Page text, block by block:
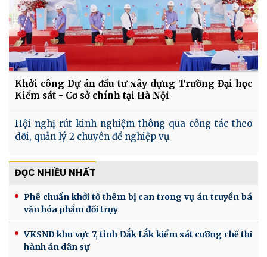
Khởi công Dự án đầu tư xây dựng Trường Đại học
Kiểm sát - Cơ sở chính tại Hà Nội
Hội nghị rút kinh nghiệm thông qua công tác theo
dõi, quản lý 2 chuyên đề nghiệp vụ
ĐỌC NHIỀU NHẤT
Phê chuẩn khởi tố thêm bị can trong vụ án truyền bá
văn hóa phẩm đồi trụy
VKSND khu vực 7, tỉnh Đắk Lắk kiểm sát cưỡng chế thi
hành án dân sự